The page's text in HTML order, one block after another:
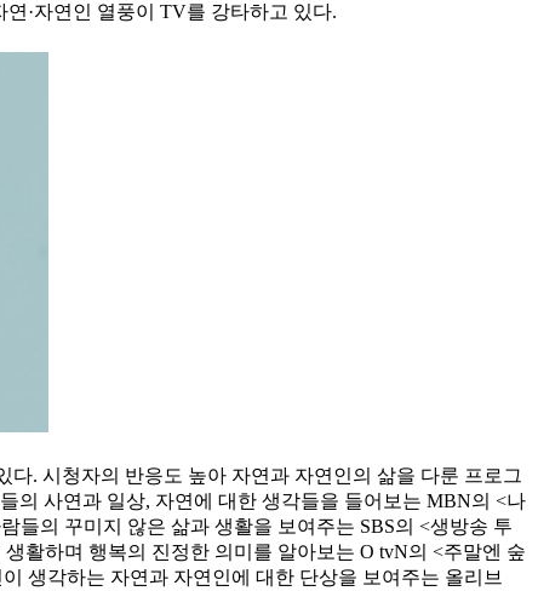
·자연인 열풍이 TV를 강타하고 있다.
다. 시청자의 반응도 높아 자연과 자연인의 삶을 다룬 프로그
의 사연과 일상, 자연에 대한 생각들을 들어보는 MBN의 <나
들의 꾸미지 않은 삶과 생활을 보여주는 SBS의 <생방송 투
활하며 행복의 진정한 의미를 알아보는 O tvN의 <주말엔 숲
생각하는 자연과 자연인에 대한 단상을 보여주는 올리브